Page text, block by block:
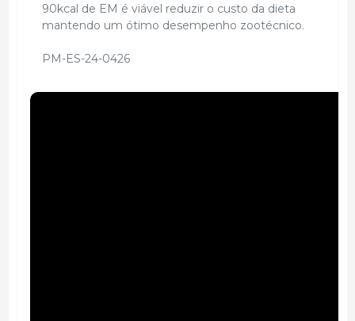
90kcal de EM é viável reduzir o custo da dieta
mantendo um ótimo desempenho zootécnico.
PM-ES-24-0426